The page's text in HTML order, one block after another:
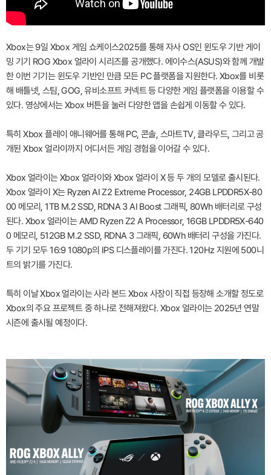
Xbox는 9일 Xbox 게임 쇼케이스2025를 통해 자사 OS인 윈도우 기반 게이
밍 기기 ROG Xbox 얼라이 시리즈를 공개했다. 에이수스(ASUS)와 함께 개발
한 이번 기기는 윈도우 기반인 만큼 모든 PC 플랫폼을 지원한다. Xbox를 비롯
해 배틀넷, 스팀, GOG, 유비소프트 커넥트 등 다양한 게임 플랫폼을 이용할 수
있다. 영상에서는 Xbox 버튼을 눌러 다양한 앱을 손쉽게 이동할 수 있다.
특히 Xbox 플레이 애니웨어를 통해 PC, 콘솔, 스마트TV, 클라우드, 그리고 공
개된 Xbox 얼라이까지 어디서든 게임 경험을 이어갈 수 있다.
Xbox 얼라이는 Xbox 얼라이와 Xbox 얼라이 X 등 두 개의 모델로 출시된다.
Xbox 얼라이 X는 Ryzen AI Z2 Extreme Processor, 24GB LPDDR5X-80
00 메모리, 1TB M.2 SSD, RDNA 3 AI Boost 그래픽, 80Wh 배터리로 구성
된다. Xbox 얼라이는 AMD Ryzen Z2 A Processor, 16GB LPDDR5X-640
0 메모리, 512GB M.2 SSD, RDNA 3 그래픽, 60Wh 배터리 구성을 가진다.
두 기기 모두 16:9 1080p의 IPS 디스플레이를 가진다. 120Hz 지원에 500니
트의 밝기를 가진다.
특히 이날 Xbox 얼라이는 사라 본드 Xbox 사장이 직접 등장해 소개할 정도로
Xbox의 주요 프로젝트 중 하나로 전해져왔다. Xbox 얼라이는 2025년 연말
시즌에 출시될 예정이다.